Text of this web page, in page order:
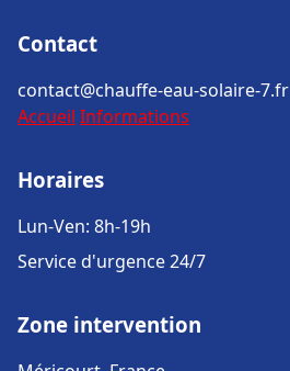
Contact
contact@chauffe-eau-solaire-7.fr
Accueil Informations
Horaires
Lun-Ven: 8h-19h
Service d'urgence 24/7
Zone intervention